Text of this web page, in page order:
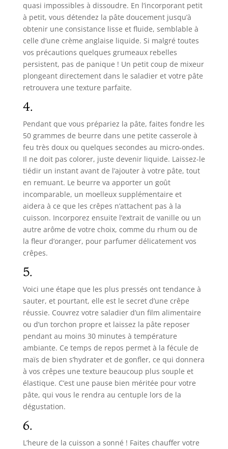
quasi impossibles à dissoudre. En l’incorporant petit
à petit, vous détendez la pâte doucement jusqu’à
obtenir une consistance lisse et fluide, semblable à
celle d’une crème anglaise liquide. Si malgré toutes
vos précautions quelques grumeaux rebelles
persistent, pas de panique ! Un petit coup de mixeur
plongeant directement dans le saladier et votre pâte
retrouvera une texture parfaite.
4.
Pendant que vous prépariez la pâte, faites fondre les
50 grammes de beurre dans une petite casserole à
feu très doux ou quelques secondes au micro-ondes.
Il ne doit pas colorer, juste devenir liquide. Laissez-le
tiédir un instant avant de l’ajouter à votre pâte, tout
en remuant. Le beurre va apporter un goût
incomparable, un moelleux supplémentaire et
aidera à ce que les crêpes n’attachent pas à la
cuisson. Incorporez ensuite l’extrait de vanille ou un
autre arôme de votre choix, comme du rhum ou de
la fleur d’oranger, pour parfumer délicatement vos
crêpes.
5.
Voici une étape que les plus pressés ont tendance à
sauter, et pourtant, elle est le secret d’une crêpe
réussie. Couvrez votre saladier d’un film alimentaire
ou d’un torchon propre et laissez la pâte reposer
pendant au moins 30 minutes à température
ambiante. Ce temps de repos permet à la fécule de
maïs de bien s’hydrater et de gonfler, ce qui donnera
à vos crêpes une texture beaucoup plus souple et
élastique. C’est une pause bien méritée pour votre
pâte, qui vous le rendra au centuple lors de la
dégustation.
6.
L’heure de la cuisson a sonné ! Faites chauffer votre